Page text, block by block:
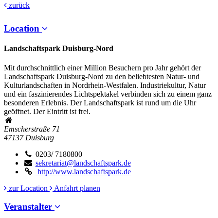
zurück
Location
Landschaftspark Duisburg-Nord
Mit durchschnittlich einer Million Besuchern pro Jahr gehört der
Landschaftspark Duisburg-Nord zu den beliebtesten Natur- und
Kulturlandschaften in Nordrhein-Westfalen. Industriekultur, Natur
und ein faszinierendes Lichtspektakel verbinden sich zu einem ganz
besonderen Erlebnis. Der Landschaftspark ist rund um die Uhr
geöffnet. Der Eintritt ist frei.
Emscherstraße 71
47137 Duisburg
0203/ 7180800
sekretariat@landschaftspark.de
http://www.landschaftspark.de
zur Location
Anfahrt planen
Veranstalter